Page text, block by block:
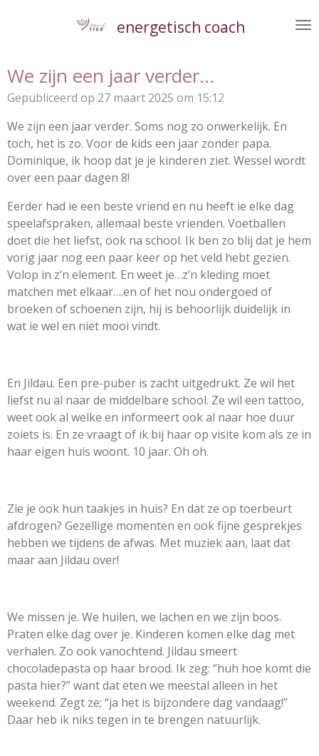
hoofdinhoud
energetisch coach
We zijn een jaar verder...
Gepubliceerd op 27 maart 2025 om 15:12
We zijn een jaar verder. Soms nog zo onwerkelijk. En
toch, het is zo. Voor de kids een jaar zonder papa.
Dominique, ik hoop dat je je kinderen ziet. Wessel wordt
over een paar dagen 8!
Eerder had ie een beste vriend en nu heeft ie elke dag
speelafspraken, allemaal beste vrienden. Voetballen
doet die het liefst, ook na school. Ik ben zo blij dat je hem
vorig jaar nog een paar keer op het veld hebt gezien.
Volop in z’n element. En weet je…z’n kleding moet
matchen met elkaar….en of het nou ondergoed of
broeken of schoenen zijn, hij is behoorlijk duidelijk in
wat ie wel en niet mooi vindt.
En Jildau. Een pre-puber is zacht uitgedrukt. Ze wil het
liefst nu al naar de middelbare school. Ze wil een tattoo,
weet ook al welke en informeert ook al naar hoe duur
zoiets is. En ze vraagt of ik bij haar op visite kom als ze in
haar eigen huis woont. 10 jaar. Oh oh.
Zie je ook hun taakjes in huis? En dat ze op toerbeurt
afdrogen? Gezellige momenten en ook fijne gesprekjes
hebben we tijdens de afwas. Met muziek aan, laat dat
maar aan Jildau over!
We missen je. We huilen, we lachen en we zijn boos.
Praten elke dag over je. Kinderen komen elke dag met
verhalen. Zo ook vanochtend. Jildau smeert
chocoladepasta op haar brood. Ik zeg: “huh hoe komt die
pasta hier?” want dat eten we meestal alleen in het
weekend. Zegt ze; “ja het is bijzondere dag vandaag!”
Daar heb ik niks tegen in te brengen natuurlijk.